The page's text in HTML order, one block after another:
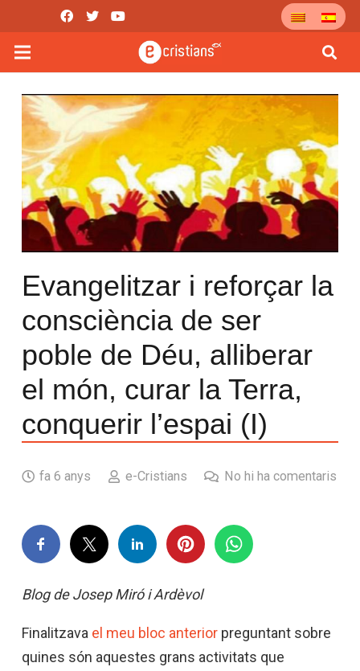
Evangelitzar i reforçar la
consciència de ser
poble de Déu, alliberar
el món, curar la Terra,
conquerir l’espai (I)
fa 6 anys e-Cristians No hi ha comentaris
Blog de Josep Miró i Ardèvol
Finalitzava el meu bloc anterior preguntant sobre
quines són aquestes grans activitats que